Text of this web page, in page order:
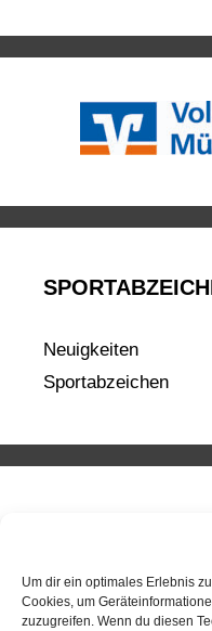
Um dir ein optimales Erlebnis
Cookies, um
zuzugreifen. Wenn du diesen
Neuigkeiten
Sportabzeichen